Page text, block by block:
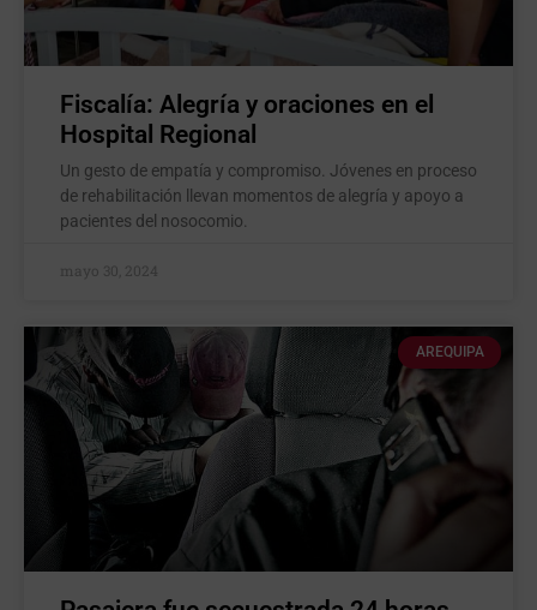
Fiscalía: Alegría y oraciones en el
Hospital Regional
Un gesto de empatía y compromiso. Jóvenes en proceso
de rehabilitación llevan momentos de alegría y apoyo a
pacientes del nosocomio.
mayo 30, 2024
AREQUIPA